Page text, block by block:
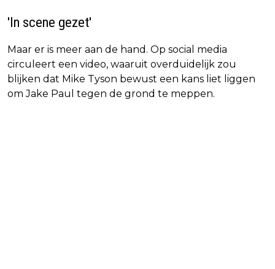
'In scene gezet'
Maar er is meer aan de hand. Op social media
circuleert een video, waaruit overduidelijk zou
blijken dat Mike Tyson bewust een kans liet liggen
om Jake Paul tegen de grond te meppen.